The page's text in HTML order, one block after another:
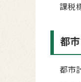
課税
都
都市